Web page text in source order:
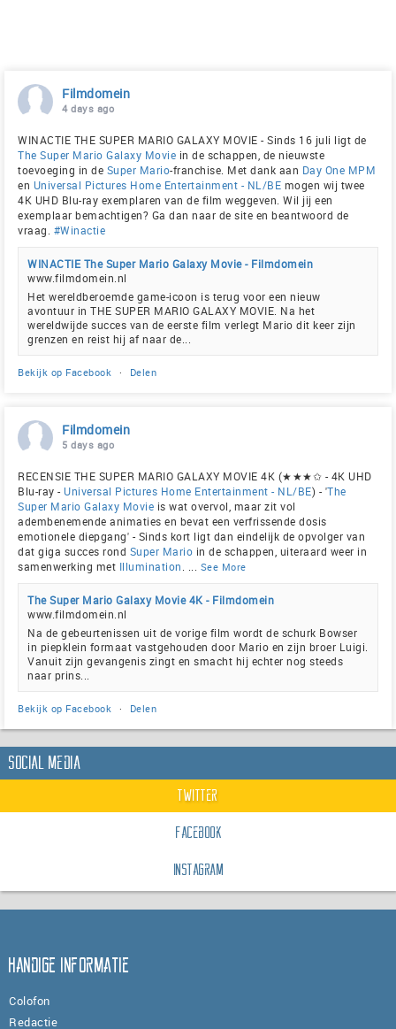
Filmdomein
4 days ago
WINACTIE THE SUPER MARIO GALAXY MOVIE - Sinds 16 juli ligt de
The Super Mario Galaxy Movie in de schappen, de nieuwste
toevoeging in de Super Mario-franchise. Met dank aan Day One MPM
en Universal Pictures Home Entertainment - NL/BE mogen wij twee
4K UHD Blu-ray exemplaren van de film weggeven. Wil jij een
exemplaar bemachtigen? Ga dan naar de site en beantwoord de
vraag. #Winactie
WINACTIE The Super Mario Galaxy Movie - Filmdomein
www.filmdomein.nl
Het wereldberoemde game-icoon is terug voor een nieuw
avontuur in THE SUPER MARIO GALAXY MOVIE. Na het
wereldwijde succes van de eerste film verlegt Mario dit keer zijn
grenzen en reist hij af naar de...
Bekijk op Facebook · Delen
Filmdomein
5 days ago
RECENSIE THE SUPER MARIO GALAXY MOVIE 4K (★★★✩ - 4K UHD
Blu-ray - Universal Pictures Home Entertainment - NL/BE) - 'The
Super Mario Galaxy Movie is wat overvol, maar zit vol
adembenemende animaties en bevat een verfrissende dosis
emotionele diepgang' - Sinds kort ligt dan eindelijk de opvolger van
dat giga succes rond Super Mario in de schappen, uiteraard weer in
samenwerking met Illumination See More
The Super Mario Galaxy Movie 4K - Filmdomein
www.filmdomein.nl
Na de gebeurtenissen uit de vorige film wordt de schurk Bowser
in piepklein formaat vastgehouden door Mario en zijn broer Luigi.
Vanuit zijn gevangenis zingt en smacht hij echter nog steeds
naar prins...
Bekijk op Facebook · Delen
Social Media
Twitter
Facebook
Instagram
Handige informatie
Colofon
Redactie